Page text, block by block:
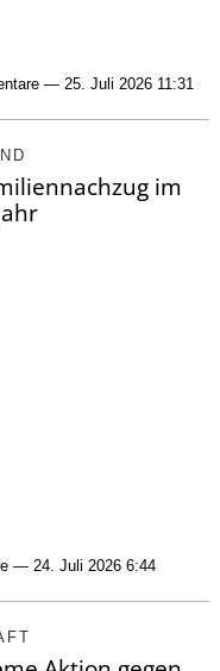
— 25. Juli 2026 11:31
im
— 24. Juli 2026 6:44